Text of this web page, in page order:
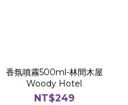
香氛噴霧500ml-林間木屋
Woody Hotel
NT$249